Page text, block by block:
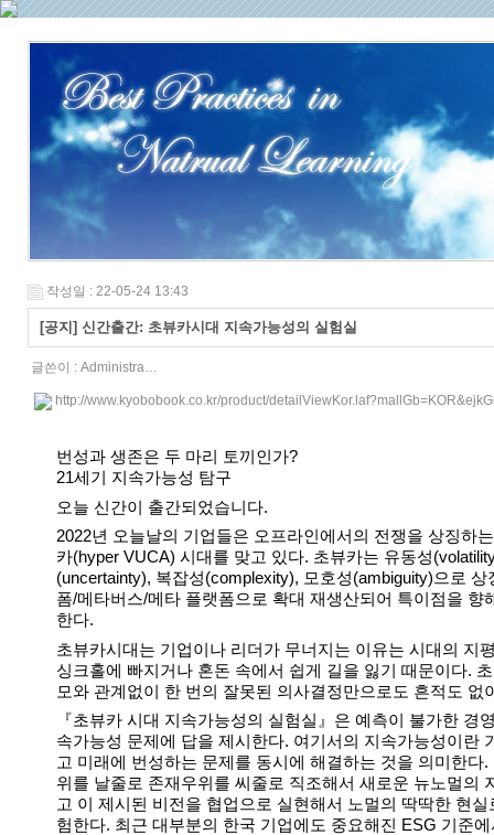
작성일 : 22-05-24 13:43
[공지] 신간출간: 초뷰카시대 지속가능성의 실험실
글쓴이 : Administra…
http://www.kyobobook.co.kr/product/
번성과 생존은 두 마리 토끼인가?
21세기 지속가능성 탐구
오늘 신간이 출간되었습니다.
2022년 오늘날의 기업들은 오프라인에서의 전쟁을 상징하
카(hyper VUCA) 시대를 맞고 있다. 초뷰카는 유동성
(uncertainty), 복잡성(complexity), 모호성(ambiguity)으로
폼/메타버스/메타 플랫폼으로 확대 재생산되어 특이점을 향
한다.
초뷰카시대는 기업이나 리더가 무너지는 이유는 시대의 지
싱크홀에 빠지거나 혼돈 속에서 쉽게 길을 잃기 때문이다.
모와 관계없이 한 번의 잘못된 의사결정만으로도 흔적도 없
『초뷰카 시대 지속가능성의 실험실』은 예측이 불가한 경
속가능성 문제에 답을 제시한다. 여기서의 지속가능성이란
고 미래에 번성하는 문제를 동시에 해결하는 것을 의미한다
위를 날줄로 존재우위를 씨줄로 직조해서 새로운 뉴노멀의
고 이 제시된 비전을 협업으로 실현해서 노멀의 딱딱한 현
험한다. 최근 대부분의 한국 기업에도 중요해진 ESG 기준